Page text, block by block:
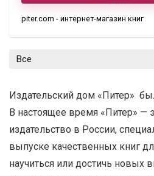
piter.com - интернет-магазин книг
Все
Издательский дом «Питер»
В настоящее время «Питер» —
издательство в России,
выпуске качественных книг
научиться или достичь новых